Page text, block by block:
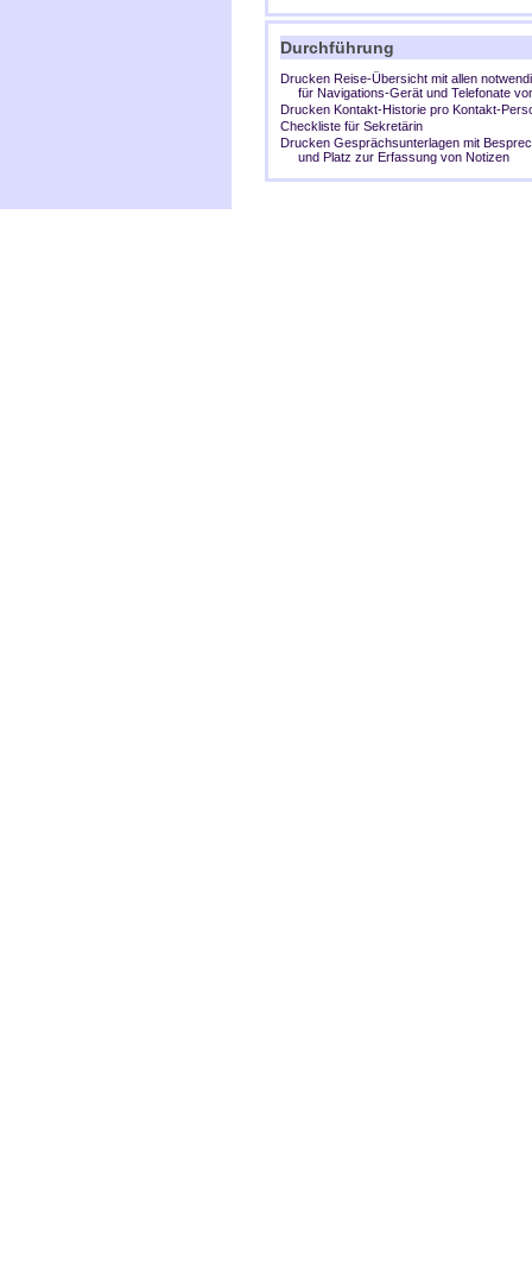
Durchführung
Drucken Reise-Übersicht mit allen
für Navigations-Gerät und Telefonate
Drucken Kontakt-Historie pro Kontakt-
Checkliste für Sekretärin
Drucken Gesprächsunterlagen mit
und Platz zur Erfassung von Notizen